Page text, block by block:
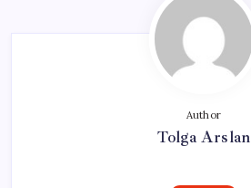
Author
Tolga Arslan